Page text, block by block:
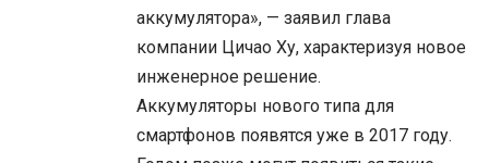
аккумулятора», — заявил глава
компании Цичао Ху, характеризуя новое
инженерное решение.
Аккумуляторы нового типа для
смартфонов появятся уже в 2017 году.